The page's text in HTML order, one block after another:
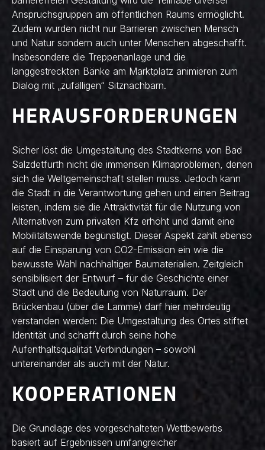
Anspruchsgruppen am öffentlichen Raums ermöglicht.
Zudem wurden nicht nur Barrieren zwischen Mensch
und Natur sondern auch unter Menschen abgeschafft.
Insbesondere die Treppenanlage und die
langgestreckten Bänke am Marktplatz animieren zum
Dialog mit „zufälligen“ Sitznachbarn.
HERAUSFORDERUNGEN
Sicher löst die Umgestaltung des Stadtkerns von Bad
Salzdetfurth nicht die immensen Klimaproblemen, denen
sich die Weltgemeinschaft stellen muss. Jedoch kann
die Stadt in die Verantwortung gehen und einen Beitrag
leisten, indem sie die Attraktivität für die Nutzung von
Alternativen zum privaten Kfz erhöht und damit eine
Mobilitätswende begünstigt. Dieser Aspekt zahlt ebenso
auf die Einsparung von CO2-Emission ein wie die
bewusste Wahl nachhaltiger Baumaterialien. Zeitgleich
sensibilisiert der Entwurf – für die Geschichte einer
Stadt und die Bedeutung von Naturraum. Der
Brückenbau (über die Lamme) darf hier mehrdeutig
verstanden werden: Die Umgestaltung des Ortes stiftet
Identität und schafft durch seine hohe
Aufenthaltsqualität Verbindungen – sowohl
untereinander als auch mit der Natur.
KOOPERATIONEN
Die Grundlage des vorgeschalteten Wettbewerbs
basiert auf Ergebnissen umfangreicher